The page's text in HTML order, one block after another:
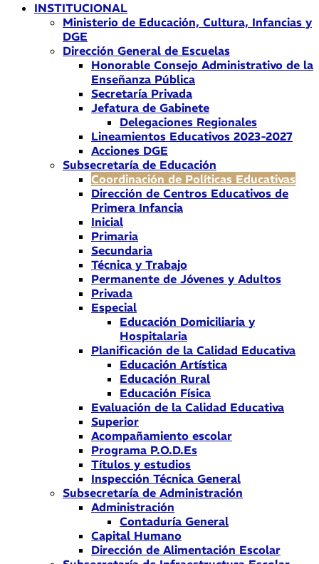
INSTITUCIONAL
Ministerio de Educación, Cultura, Infancias y
DGE
Dirección General de Escuelas
Honorable Consejo Administrativo de la
Enseñanza Pública
Secretaría Privada
Jefatura de Gabinete
Delegaciones Regionales
Lineamientos Educativos 2023-2027
Acciones DGE
Subsecretaría de Educación
Coordinación de Políticas Educativas
Dirección de Centros Educativos de
Primera Infancia
Inicial
Primaria
Secundaria
Técnica y Trabajo
Permanente de Jóvenes y Adultos
Privada
Especial
Educación Domiciliaria y
Hospitalaria
Planificación de la Calidad Educativa
Educación Artística
Educación Rural
Educación Física
Evaluación de la Calidad Educativa
Superior
Acompañamiento escolar
Programa P.O.D.Es
Títulos y estudios
Inspección Técnica General
Subsecretaría de Administración
Administración
Contaduría General
Capital Humano
Dirección de Alimentación Escolar